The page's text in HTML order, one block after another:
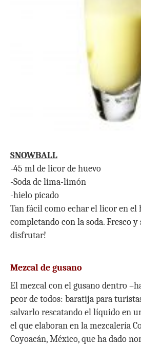
SNOWBALL
-45 ml de licor de huevo
-Soda de lima-limón
-hielo picado
Tan fácil como echar el licor en el
completando con la soda. Fresco y
disfrutar!
Mezcal de gusano
El mezcal con el gusano dentro
peor de todos: baratija para
salvarlo rescatando el líquido en
el que elaboran en la mezcalería
Coyoacán, México, que ha dado